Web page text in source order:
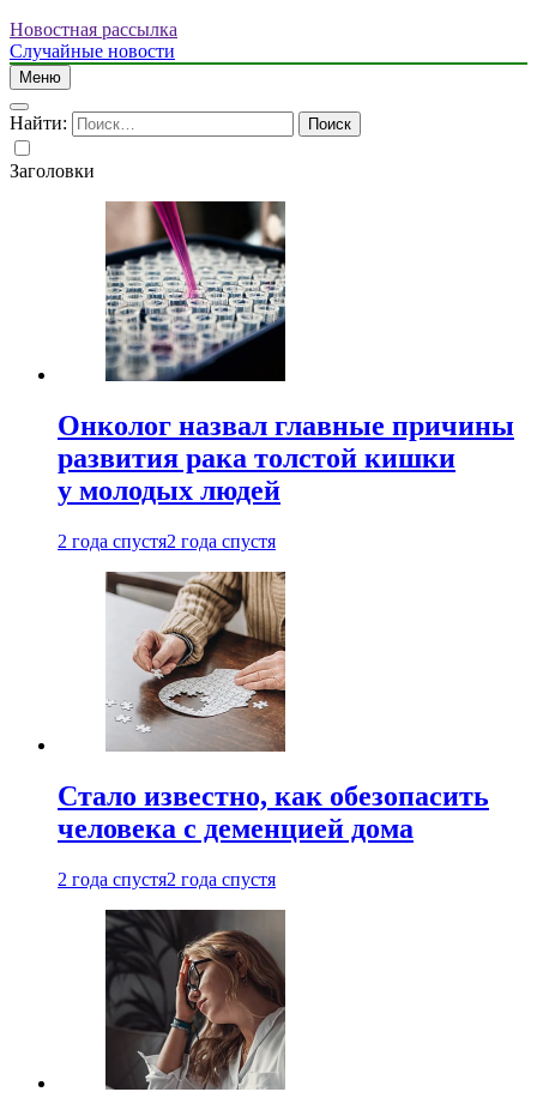
Новостная рассылка
Случайные новости
Меню
Найти:
Заголовки
Онколог назвал главные причины
развития рака толстой кишки
у молодых людей
2 года спустя2 года спустя
Стало известно, как обезопасить
человека с деменцией дома
2 года спустя2 года спустя